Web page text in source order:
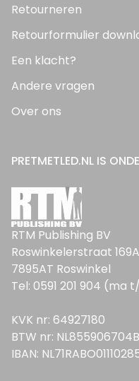
Retourneren
Retourformulier
Een klacht?
Andere vragen
Over ons
PRETMETLED.NL IS
RTM Publishing BV
Roswinkelerstraat 169A
7895AT Roswinkel
Tel: 0591 201 904 (ma
KVK nr: 64927180
BTW nr:
IBAN: